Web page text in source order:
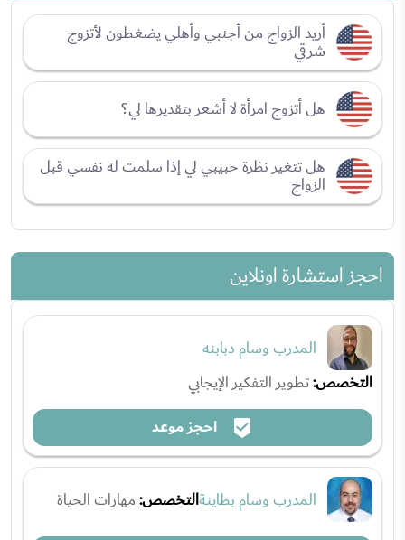
أريد الزواج من أجنبي وأهلي يضغطون لأتزوج
شرقي
هل أتزوج امرأة لا أشعر بتقديرها لي؟
هل تتغير نظرة حبيبي لي إذا سلمت له نفسي قبل
الزواج
احجز استشارة اونلاين
المدرب وسام دبابنه
التخصص:تطوير التفكير الإيجابي
احجز موعد
المدرب وسام بطاينةالتخصص:مهارات الحياة